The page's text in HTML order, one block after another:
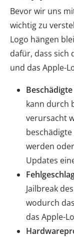
Bevor wir uns
wichtig zu
Logo hängen
dafür, dass sich
und das Apple-
kann durch
verursacht
werden
Updates
Jailbreak
wodurch
das Apple-